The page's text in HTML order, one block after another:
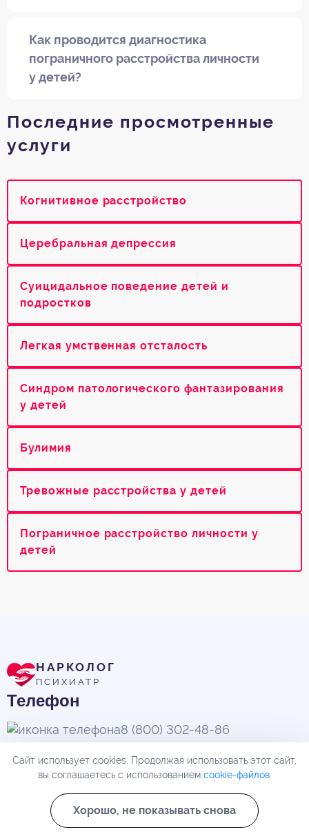
Как проводится диагностика
пограничного расстройства личности
у детей?
Последние просмотренные
услуги
Когнитивное расстройство
Церебральная депрессия
Суицидальное поведение детей и
подростков
Легкая умственная отсталость
Синдром патологического фантазирования
у детей
Булимия
Тревожные расстройства у детей
Пограничное расстройство личности у
детей
НАРКОЛОГ
ПСИХИАТР
Телефон
8 (800) 302-48-86
(информационная служба)
Адрес
улица Салтыкова-Щедрина, 18
Сайт использует cookies. Продолжая использовать этот сайт,
вы соглашаетесь с использованием cookie-файлов.
Хорошо, не показывать снова